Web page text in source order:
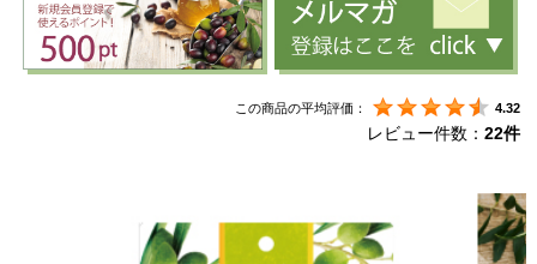
この商品の平均評価： 4.32
レビュー件数： 22件